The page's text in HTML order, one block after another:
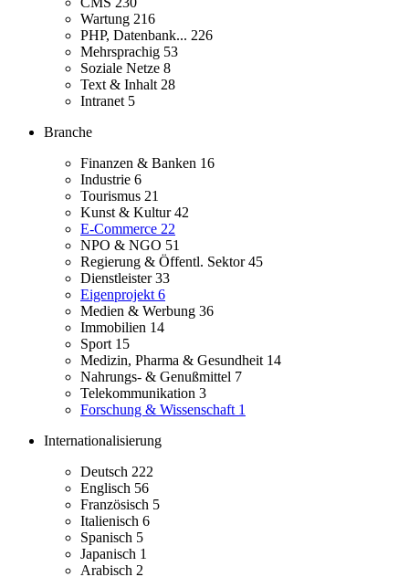
Wartung 216
PHP, Datenbank... 226
Mehrsprachig 53
Soziale Netze 8
Text & Inhalt 28
Intranet 5
Branche
Finanzen & Banken 16
Industrie 6
Tourismus 21
Kunst & Kultur42
E-Commerce 22
NPO & NGO 51
Regierung & Öffentl. Sektor45
Dienstleister33
Eigenprojekt 6
Medien & Werbung 36
Immobilien 14
Sport 15
Medizin, Pharma & Gesundheit 14
Nahrungs- & Genußmittel 7
Telekommunikation 3
Forschung & Wissenschaft 1
Internationalisierung
Deutsch 222
Englisch 56
Französisch 5
Italienisch 6
Spanisch 5
Japanisch 1
Arabisch 2